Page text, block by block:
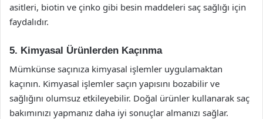
asitleri, biotin ve çinko gibi besin maddeleri saç sağlığı için
faydalıdır.
5. Kimyasal Ürünlerden Kaçınma
Mümkünse saçınıza kimyasal işlemler uygulamaktan
kaçının. Kimyasal işlemler saçın yapısını bozabilir ve
sağlığını olumsuz etkileyebilir. Doğal ürünler kullanarak saç
bakımınızı yapmanız daha iyi sonuçlar almanızı sağlar.